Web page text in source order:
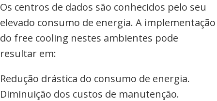
Os centros de dados são conhecidos pelo seu
elevado consumo de energia. A implementação
do free cooling nestes ambientes pode
resultar em:
Redução drástica do consumo de energia.
Diminuição dos custos de manutenção.